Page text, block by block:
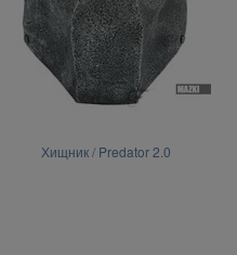
Хищник / Predator 2.0